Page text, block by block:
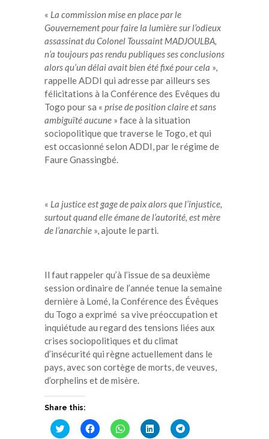
« La commission mise en place par le
Gouvernement pour faire la lumière sur l’odieux
assassinat du Colonel Toussaint MADJOULBA,
n’a toujours pas rendu publiques ses conclusions
alors qu’un délai avait bien été fixé pour cela »,
rappelle ADDI qui adresse par ailleurs ses
félicitations à la Conférence des Evêques du
Togo pour sa « prise de position claire et sans
ambiguïté aucune » face à la situation
sociopolitique que traverse le Togo, et qui
est occasionné selon ADDI, par le régime de
Faure Gnassingbé.
« La justice est gage de paix alors que l’injustice,
surtout quand elle émane de l’autorité, est mère
de l’anarchie », ajoute le parti.
Il faut rappeler qu’à l’issue de sa deuxième
session ordinaire de l’année tenue la semaine
dernière à Lomé, la Conférence des Évêques
du Togo a exprimé sa vive préoccupation et
inquiétude au regard des tensions liées aux
crises sociopolitiques et du climat
d’insécurité qui règne actuellement dans le
pays, avec son cortège de morts, de veuves,
d’orphelins et de misère.
Share this:
Cliquez
pour
Cliquez
pour
Cliquez
pour
Cliquez
pour
Cliquez
pour